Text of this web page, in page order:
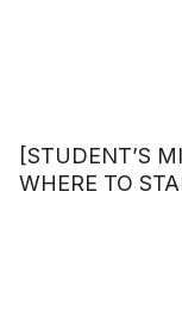
[STUDENT’S
WHERE TO